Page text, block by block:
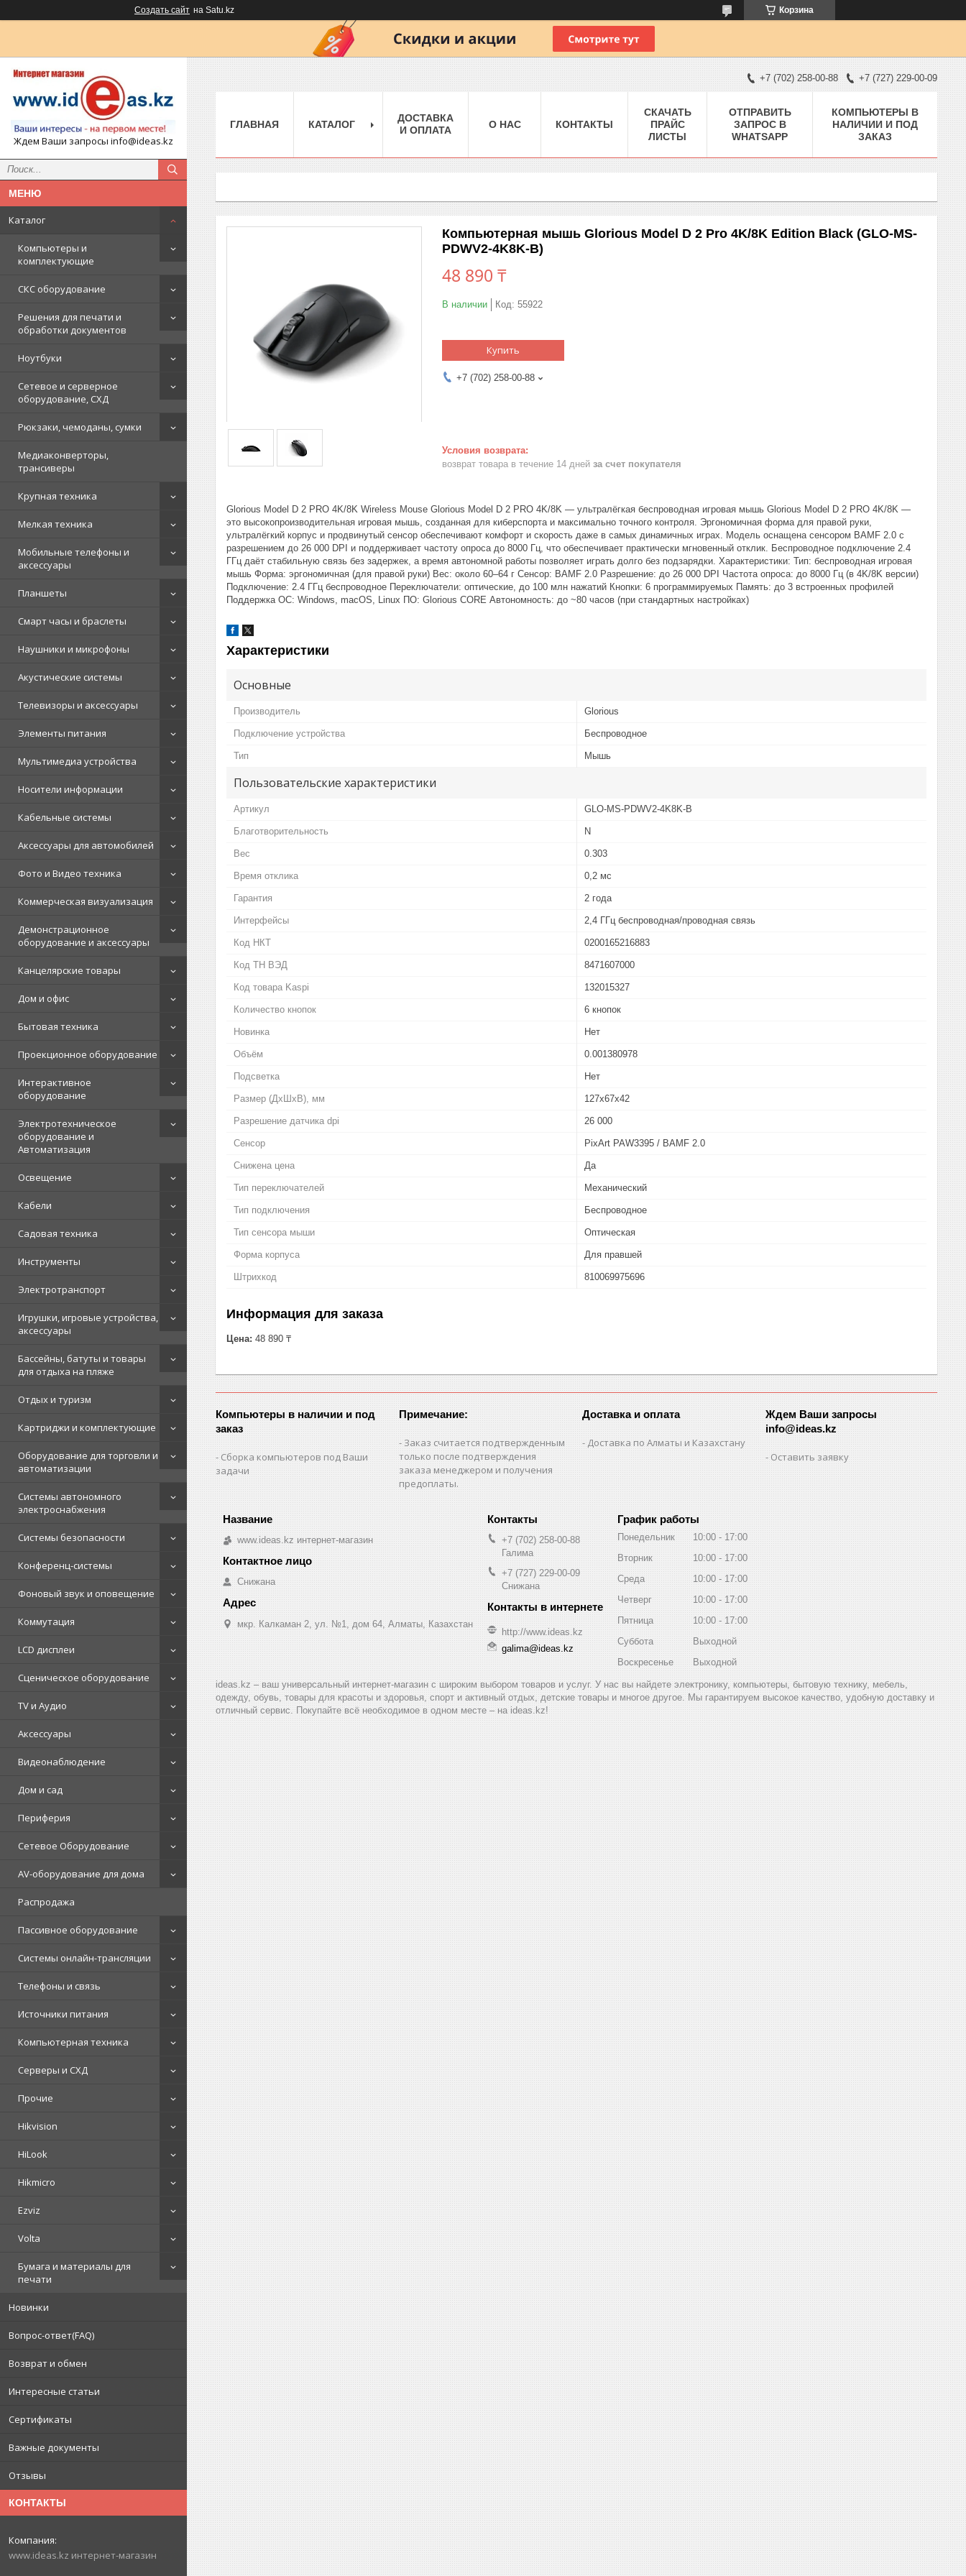
Создать сайт на Satu.kz Корзина
Ждем Ваши запросы info@ideas.kz
Каталог
Компьютеры и
комплектующие
СКС оборудование
Решения для печати и
обработки документов
Ноутбуки
Сетевое и серверное
оборудование, СХД
Рюкзаки, чемоданы, сумки
Медиаконверторы,
трансиверы
Крупная техника
Мелкая техника
Мобильные телефоны и
аксессуары
Планшеты
Смарт часы и браслеты
Наушники и микрофоны
Акустические системы
Телевизоры и аксессуары
Элементы питания
Мультимедиа устройства
Носители информации
Кабельные системы
Аксессуары для автомобилей
Фото и Видео техника
Коммерческая визуализация
Демонстрационное
оборудование и аксессуары
Канцелярские товары
Дом и офис
Бытовая техника
Проекционное оборудование
Интерактивное
оборудование
Электротехническое
оборудование и
Автоматизация
Освещение
Кабели
Садовая техника
Инструменты
Электротранспорт
Игрушки, игровые устройства,
аксессуары
Бассейны, батуты и товары
для отдыха на пляже
Отдых и туризм
Картриджи и комплектующие
Оборудование для торговли и
автоматизации
Системы автономного
электроснабжения
Системы безопасности
Конференц-системы
Фоновый звук и оповещение
Коммутация
LCD дисплеи
Сценическое оборудование
TV и Аудио
Аксессуары
Видеонаблюдение
Дом и сад
Периферия
Сетевое Оборудование
AV-оборудование для дома
Распродажа
Пассивное оборудование
Системы онлайн-трансляции
Телефоны и связь
Источники питания
Компьютерная техника
Серверы и СХД
Прочие
Hikvision
HiLook
Hikmicro
Ezviz
Volta
Бумага и материалы для
печати
Новинки
Вопрос-ответ(FAQ)
Возврат и обмен
Интересные статьи
Сертификаты
Важные документы
Отзывы
КОНТАКТЫ
www.ideas.kz интернет-магазин
+7 (702) 258-00-88 +7 (727) 229-00-09
ГЛАВНАЯ КАТАЛОГ
ДОСТАВКА
И ОПЛАТА
О НАС КОНТАКТЫ
СКАЧАТЬ
ПРАЙС
ЛИСТЫ
ОТПРАВИТЬ
ЗАПРОС В
WHATSAPP
КОМПЬЮТЕРЫ В
НАЛИЧИИ И ПОД
ЗАКАЗ
Компьютерная мышь Glorious Model D 2 Pro 4K/8K Edition Black (GLO-MS-
PDWV2-4K8K-B)
48 890 ₸
В наличии Код: 55922
Купить
+7 (702) 258-00-88
возврат товара в течение 14 дней за счет покупателя
Glorious Model D 2 PRO 4K/8K Wireless Mouse Glorious Model D 2 PRO 4K/8K — ультралёгкая беспроводная игровая мышь Glorious Model D 2 PRO 4K/8K —
это высокопроизводительная игровая мышь, созданная для киберспорта и максимально точного контроля. Эргономичная форма для правой руки,
ультралёгкий корпус и продвинутый сенсор обеспечивают комфорт и скорость даже в самых динамичных играх. Модель оснащена сенсором BAMF 2.0 с
разрешением до 26 000 DPI и поддерживает частоту опроса до 8000 Гц, что обеспечивает практически мгновенный отклик. Беспроводное подключение 2.4
ГГц даёт стабильную связь без задержек, а время автономной работы позволяет играть долго без подзарядки. Характеристики: Тип: беспроводная игровая
мышь Форма: эргономичная (для правой руки) Вес: около 60–64 г Сенсор: BAMF 2.0 Разрешение: до 26 000 DPI Частота опроса: до 8000 Гц (в 4K/8K версии)
Подключение: 2.4 ГГц беспроводное Переключатели: оптические, до 100 млн нажатий Кнопки: 6 программируемых Память: до 3 встроенных профилей
Поддержка ОС: Windows, macOS, Linux ПО: Glorious CORE Автономность: до ~80 часов (при стандартных настройках)
Характеристики
Основные
Производитель Glorious
Подключение устройства Беспроводное
Тип Мышь
Пользовательские характеристики
Артикул GLO-MS-PDWV2-4K8K-B
Благотворительность N
Вес 0.303
Время отклика 0,2 мс
Гарантия 2 года
Интерфейсы 2,4 ГГц беспроводная/проводная связь
Код НКТ 0200165216883
Код ТН ВЭД 8471607000
Код товара Kaspi 132015327
Количество кнопок 6 кнопок
Новинка Нет
Объём 0.001380978
Подсветка Нет
Размер (ДхШхВ), мм 127х67х42
Разрешение датчика dpi 26 000
Сенсор PixArt PAW3395 / BAMF 2.0
Снижена цена Да
Тип переключателей Механический
Тип подключения Беспроводное
Тип сенсора мыши Оптическая
Форма корпуса Для правшей
Штрихкод 810069975696
Информация для заказа
Цена: 48 890 ₸
Компьютеры в наличии и под
заказ
Сборка компьютеров под Ваши
задачи
Примечание:
Заказ считается подтвержденным
только после подтверждения
заказа менеджером и получения
предоплаты.
Доставка и оплата
Доставка по Алматы и Казахстану
Ждем Ваши запросы
info@ideas.kz
Оставить заявку
www.ideas.kz интернет-магазин
Снижана
мкр. Калкаман 2, ул. №1, дом 64, Алматы, Казахстан
+7 (702) 258-00-88
Галима
+7 (727) 229-00-09
Снижана
http://www.ideas.kz
galima@ideas.kz
График работы
Понедельник 10:00
17:00
Вторник
10:00
17:00
Среда
10:00
17:00
Четверг
10:00
17:00
Пятница
10:00
17:00
Суббота
Выходной
Воскресенье
Выходной
ideas.kz – ваш универсальный интернет-магазин с широким выбором товаров и услуг. У нас вы найдете электронику, компьютеры, бытовую технику, мебель,
одежду, обувь, товары для красоты и здоровья, спорт и активный отдых, детские товары и многое другое. Мы гарантируем высокое качество, удобную доставку и
отличный сервис. Покупайте всё необходимое в одном месте – на ideas.kz!